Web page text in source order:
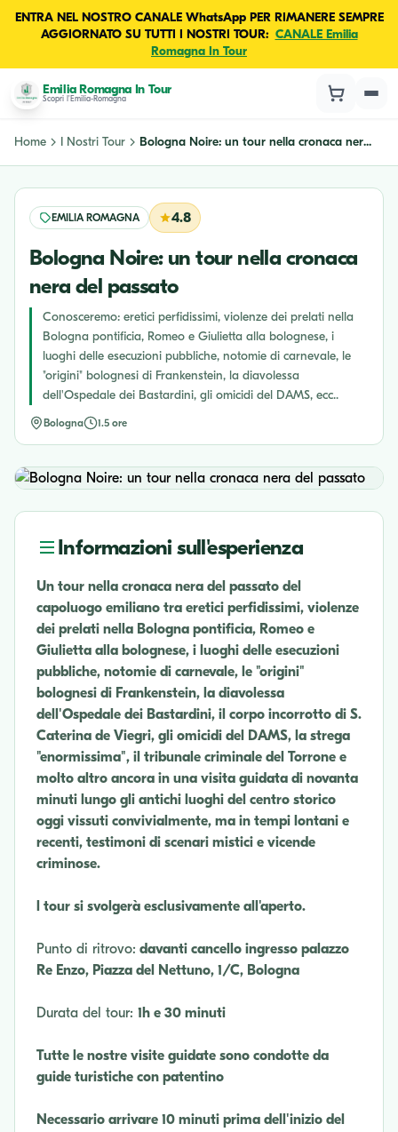
ENTRA NEL NOSTRO CANALE WhatsApp PER RIMANERE SEMPRE
AGGIORNATO SU TUTTI I NOSTRI TOUR: CANALE Emilia
Romagna In Tour
Emilia Romagna In Tour
Scopri l'Emilia-Romagna
Home I Nostri Tour Bologna Noire: un tour nella cronaca ner...
EMILIA ROMAGNA 4.8
Bologna Noire: un tour nella cronaca
nera del passato
Conosceremo: eretici perfidissimi, violenze dei prelati nella
Bologna pontificia, Romeo e Giulietta alla bolognese, i
luoghi delle esecuzioni pubbliche, notomie di carnevale, le
"origini" bolognesi di Frankenstein, la diavolessa
dell'Ospedale dei Bastardini, gli omicidi del DAMS, ecc..
Bologna 1.5 ore
Informazioni sull'esperienza
Un tour nella cronaca nera del passato del
capoluogo emiliano tra eretici perfidissimi, violenze
dei prelati nella Bologna pontificia, Romeo e
Giulietta alla bolognese, i luoghi delle esecuzioni
pubbliche, notomie di carnevale, le "origini"
bolognesi di Frankenstein, la diavolessa
dell'Ospedale dei Bastardini, il corpo incorrotto di S.
Caterina de Viegri, gli omicidi del DAMS, la strega
"enormissima", il tribunale criminale del Torrone e
molto altro ancora in una visita guidata di novanta
minuti lungo gli antichi luoghi del centro storico
oggi vissuti convivialmente, ma in tempi lontani e
recenti, testimoni di scenari mistici e vicende
criminose.
l tour si svolgerà esclusivamente all'aperto.
Punto di ritrovo: davanti cancello ingresso palazzo
Re Enzo, Piazza del Nettuno, 1/C, Bologna
Durata del tour: 1h e 30 minuti
Tutte le nostre visite guidate sono condotte da
guide turistiche con patentino
Necessario arrivare 10 minuti prima dell'inizio del